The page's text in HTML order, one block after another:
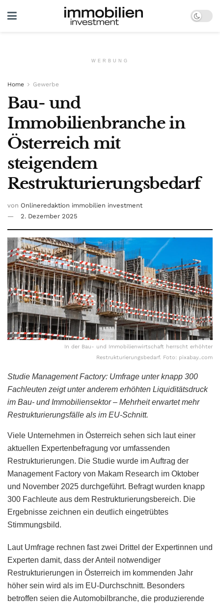
WERBUNG
Home Gewerbe
Bau- und
Immobilienbranche in
Österreich mit
steigendem
Restrukturierungsbedarf
von Onlineredaktion immobilien investment
2. Dezember 2025
In der Bau- und Immobilienwirtschaft herrscht erhöhter
Restrukturierungsbedarf. Foto: pixabay..com
Studie Management Factory: Umfrage unter knapp 300
Fachleuten zeigt unter anderem erhöhten Liquiditätsdruck
im Bau- und Immobiliensektor – Mehrheit erwartet mehr
Restrukturierungsfälle als im EU-Schnitt.
Viele Unternehmen in Österreich sehen sich laut einer
aktuellen Expertenbefragung vor umfassenden
Restrukturierungen. Die Studie wurde im Auftrag der
Management Factory von Makam Research im Oktober
und November 2025 durchgeführt. Befragt wurden knapp
300 Fachleute aus dem Restrukturierungsbereich. Die
Ergebnisse zeichnen ein deutlich eingetrübtes
Stimmungsbild.
Laut Umfrage rechnen fast zwei Drittel der Expertinnen und
Experten damit, dass der Anteil notwendiger
Restrukturierungen in Österreich im kommenden Jahr
höher sein wird als im EU-Durchschnitt. Besonders
betroffen seien die Automobilbranche, die produzierende